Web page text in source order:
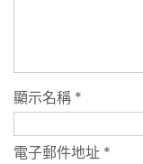
顯示名稱 *
電子郵件地址 *